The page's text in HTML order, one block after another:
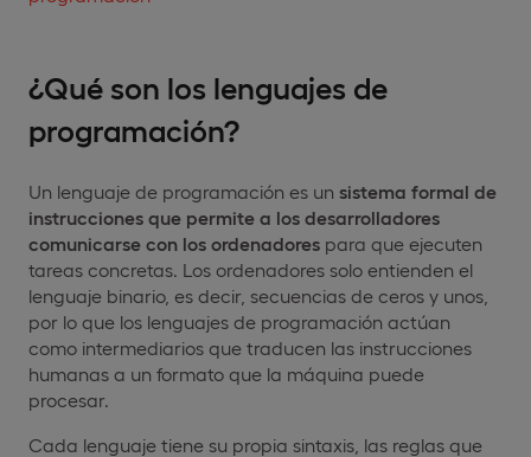
¿Qué son los lenguajes de
programación?
Un lenguaje de programación es un sistema formal de
instrucciones que permite a los desarrolladores
comunicarse con los ordenadores para que ejecuten
tareas concretas. Los ordenadores solo entienden el
lenguaje binario, es decir, secuencias de ceros y unos,
por lo que los lenguajes de programación actúan
como intermediarios que traducen las instrucciones
humanas a un formato que la máquina puede
procesar.
Cada lenguaje tiene su propia sintaxis, las reglas que